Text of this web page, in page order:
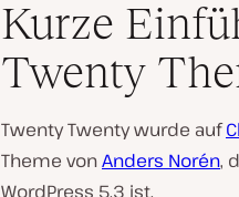
Kurze
Twenty
Twenty Twenty wurde auf
Theme vonAnders Norén,
WordPress 5.3 ist.